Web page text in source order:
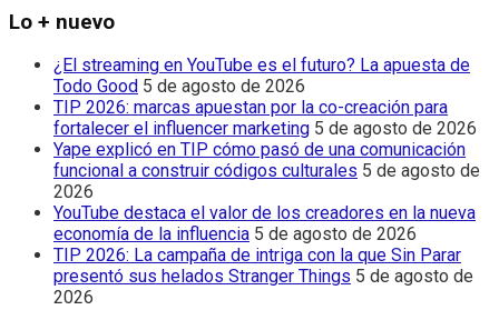
Lo + nuevo
¿El streaming en YouTube es el futuro? La apuesta de
Todo Good 5 de agosto de 2026
TIP 2026: marcas apuestan por la co-creación para
fortalecer el influencer marketing 5 de agosto de 2026
Yape explicó en TIP cómo pasó de una comunicación
funcional a construir códigos culturales 5 de agosto de
2026
YouTube destaca el valor de los creadores en la nueva
economía de la influencia 5 de agosto de 2026
TIP 2026: La campaña de intriga con la que Sin Parar
presentó sus helados Stranger Things 5 de agosto de
2026